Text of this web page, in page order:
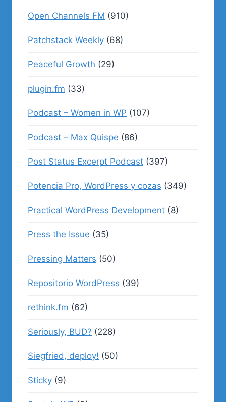
Open Channels FM (910)
Patchstack Weekly (68)
Peaceful Growth (29)
plugin.fm (33)
Podcast – Women in WP (107)
Podcast – Max Quispe (86)
Post Status Excerpt Podcast (397)
Potencia Pro, WordPress y cozas (349)
Practical WordPress Development (8)
Press the Issue (35)
Pressing Matters (50)
Repositorio WordPress (39)
rethink.fm (62)
Seriously, BUD? (228)
Siegfried, deploy! (50)
Sticky (9)